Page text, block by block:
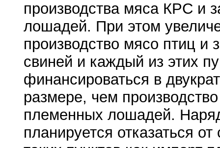
производства мяса КРС и
лошадей. При этом
производство мясо птиц и
свиней и каждый из этих
финансироваться в
размере, чем
племенных лошадей.
планируется отказаться